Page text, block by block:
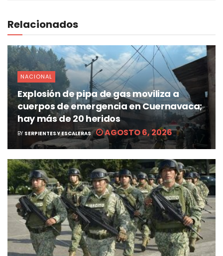
Relacionados
NACIONAL
Explosión de pipa de gas moviliza a
cuerpos de emergencia en Cuernavaca;
hay más de 20 heridos
BY SERPIENTES Y ESCALERAS AGOSTO 6, 2026